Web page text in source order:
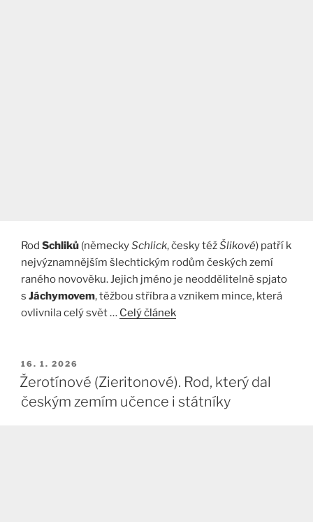
Rod Schliků (německySchlick, česky téžŠlikové) patří k
nejvýznamnějším šlechtickým rodům českých zemí
raného novověku. Jejich jméno je neoddělitelně spjato
s Jáchymovem, těžbou stříbra a vznikem mince, která
ovlivnila celý svět … Celý článek
PUBLIKOVÁNO
16. 1. 2026
Žerotínové (Zieritonové). Rod, který dal
českým zemím učence i státníky